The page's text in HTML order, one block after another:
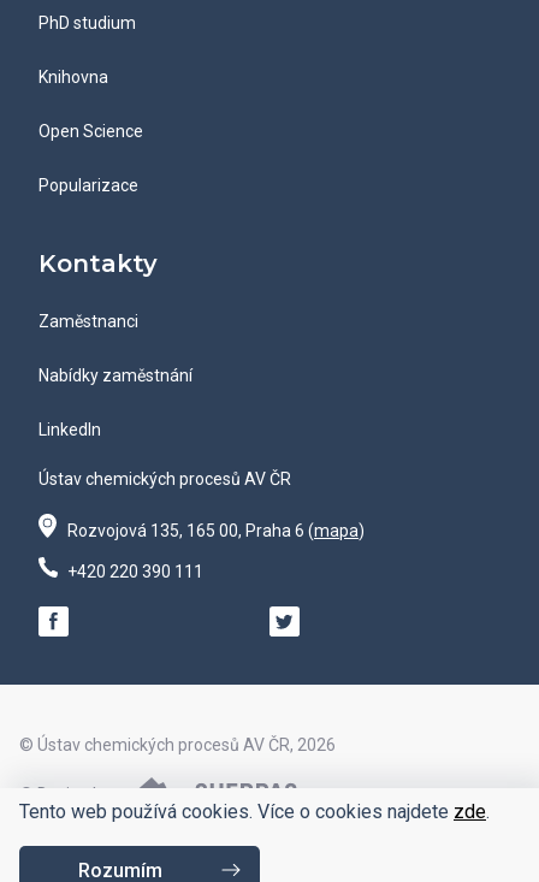
PhD studium
Knihovna
Open Science
Popularizace
Kontakty
Zaměstnanci
Nabídky zaměstnání
LinkedIn
Ústav chemických procesů AV ČR
Rozvojová 135, 165 00, Praha 6 (mapa)
+420 220 390 111
© Ústav chemických procesů AV ČR, 2026
© Design by
Tento web používá cookies. Více o cookies najdete zde.
Rozumím